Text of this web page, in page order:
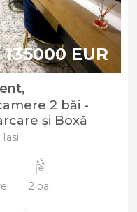
135000 EUR
2 băi -
și Boxă
Iasi
2 bai